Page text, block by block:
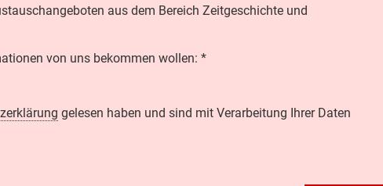
aus dem Bereich Zeitgeschichte und
von uns bekommen wollen: *
gelesen haben und sind mit Verarbeitung Ihrer Daten